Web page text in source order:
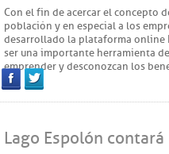
Con el fin de acercar el concepto
población y en especial a los
desarrollado la plataforma online
ser una importante herramienta
emprender y desconozcan los
FacebookTwitter
Lago Espolón